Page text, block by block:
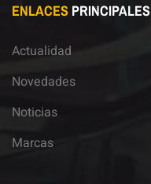
ENLACES PRINCIPALES
Actualidad
Novedades
Noticias
Marcas